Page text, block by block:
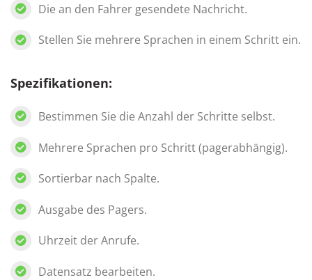
Die an den Fahrer gesendete Nachricht.
Stellen Sie mehrere Sprachen in einem Schritt ein.
Spezifikationen:
Bestimmen Sie die Anzahl der Schritte selbst.
Mehrere Sprachen pro Schritt (pagerabhängig).
Sortierbar nach Spalte.
Ausgabe des Pagers.
Uhrzeit der Anrufe.
Datensatz bearbeiten.